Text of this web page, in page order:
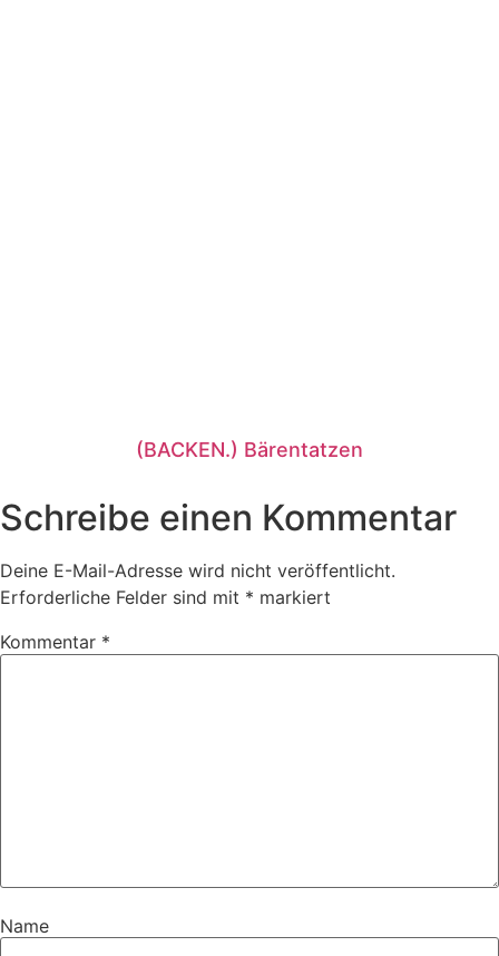
(BACKEN.) Bärentatzen
Schreibe einen Kommentar
Deine E-Mail-Adresse wird nicht veröffentlicht.
Erforderliche Felder sind mit * markiert
Kommentar *
Name